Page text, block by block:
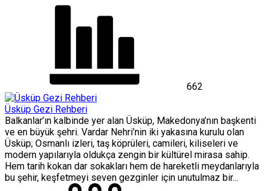
662
Üsküp Gezi Rehberi
Balkanlar’ın kalbinde yer alan Üsküp, Makedonya’nın başkenti
ve en büyük şehri. Vardar Nehri’nin iki yakasına kurulu olan
Üsküp; Osmanlı izleri, taş köprüleri, camileri, kiliseleri ve
modern yapılarıyla oldukça zengin bir kültürel mirasa sahip.
Hem tarih kokan dar sokakları hem de hareketli meydanlarıyla
bu şehir, keşfetmeyi seven gezginler için unutulmaz bir...